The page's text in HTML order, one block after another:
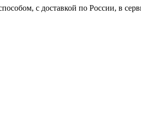
с доставкой по России, в